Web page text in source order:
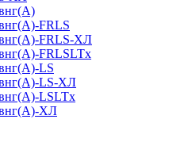
FRLS
FRLS-ХЛ
FRLSLTx
LS
LS-ХЛ
LSLTx
ХЛ